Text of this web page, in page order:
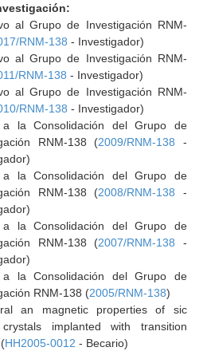
al Grupo de Investigación RNM-
RNM-138 - Investigador)
al Grupo de Investigación RNM-
RNM-138 - Investigador)
al Grupo de Investigación RNM-
RNM-138 - Investigador)
a la Consolidación del Grupo de
RNM-138 (2009/RNM-138 -
a la Consolidación del Grupo de
RNM-138 (2008/RNM-138 -
a la Consolidación del Grupo de
RNM-138 (2007/RNM-138 -
a la Consolidación del Grupo de
RNM-138 (2005/RNM-138)
an magnetic properties of sic
implanted with transition
HH2005-0012 - Becario)